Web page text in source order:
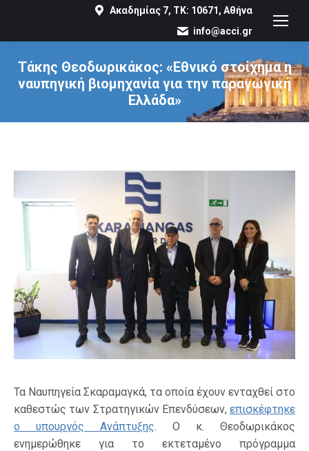
Ακαδημίας 7, ΤΚ: 10671, Αθήνα
info@acci.gr
Τάκης Θεοδωρικάκος: «Εθνικό στοίχημα η
ναυπηγική βιομηχανία για την παραγωγική
Ελλάδα»
You are here:
Τα Ναυπηγεία Σκαραμαγκά, τα οποία έχουν ενταχθεί στο
καθεστώς των Στρατηγικών Επενδύσεων, επισκέφτηκε
ο υπουργός Ανάπτυξης. Ο κ. Θεοδωρικάκος
ενημερώθηκε για το εκτεταμένο πρόγραμμα